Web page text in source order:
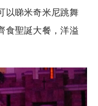
以睇米奇米尼跳舞
食聖誕大餐，洋溢